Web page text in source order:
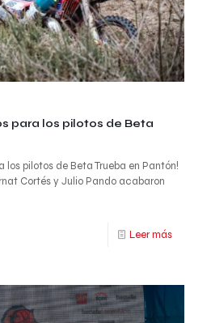
para los pilotos de Beta
los pilotos de Beta Trueba en Pantón!
Cortés y Julio Pando acabaron
Leer más